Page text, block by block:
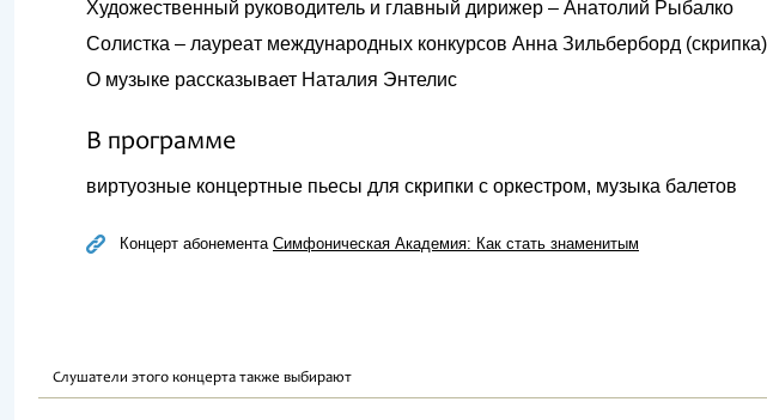
Художественный руководитель и главный дирижер – Анатолий Рыбалко
Солистка – лауреат международных конкурсов Анна Зильберборд (скрипка)
О музыке рассказывает Наталия Энтелис
В программе
виртуозные концертные пьесы для скрипки с оркестром, музыка балетов
Концерт абонемента Симфоническая Академия: Как стать знаменитым
Слушатели этого концерта также выбирают